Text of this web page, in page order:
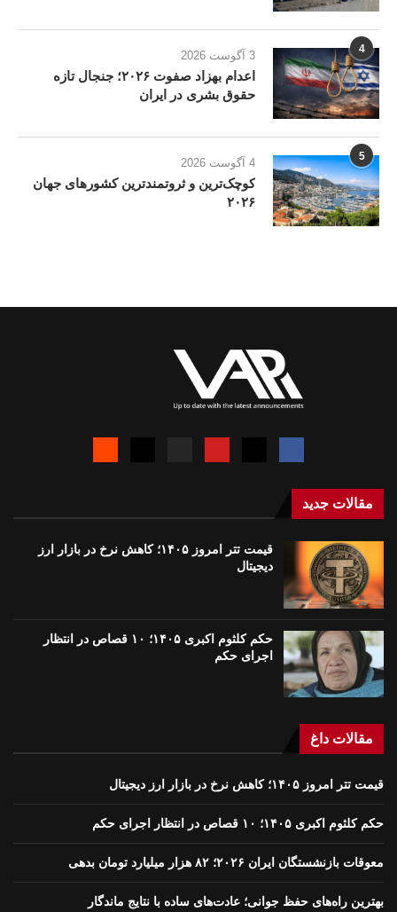
4 3 آگوست 2026
اعدام بهزاد صفوت ۲۰۲۶؛ جنجال تازه
حقوق بشری در ایران
5 4 آگوست 2026
کوچک‌ترین و ثروتمندترین کشورهای جهان
۲۰۲۶
مقالات جدید
قیمت تتر امروز ۱۴۰۵؛ کاهش نرخ در بازار ارز
دیجیتال
حکم کلثوم اکبری ۱۴۰۵؛ ۱۰ قصاص در انتظار
اجرای حکم
مقالات داغ
قیمت تتر امروز ۱۴۰۵؛ کاهش نرخ در بازار ارز دیجیتال
حکم کلثوم اکبری ۱۴۰۵؛ ۱۰ قصاص در انتظار اجرای حکم
معوقات بازنشستگان ایران ۲۰۲۶؛ ۸۲ هزار میلیارد تومان بدهی
بهترین راه‌های حفظ جوانی؛ عادت‌های ساده با نتایج ماندگار